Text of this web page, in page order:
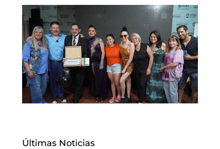
Últimas Noticias